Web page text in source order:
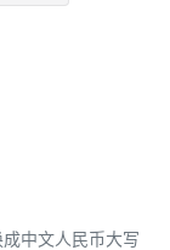
中文人民币大写